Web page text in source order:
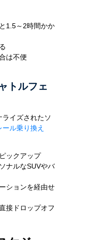
1.5～2時間かか
は不便
トルフェ
イズされたソ
ール乗り換え
ックアップ
ナルなSUVやバ
ションを経由せ
接ドロップオフ